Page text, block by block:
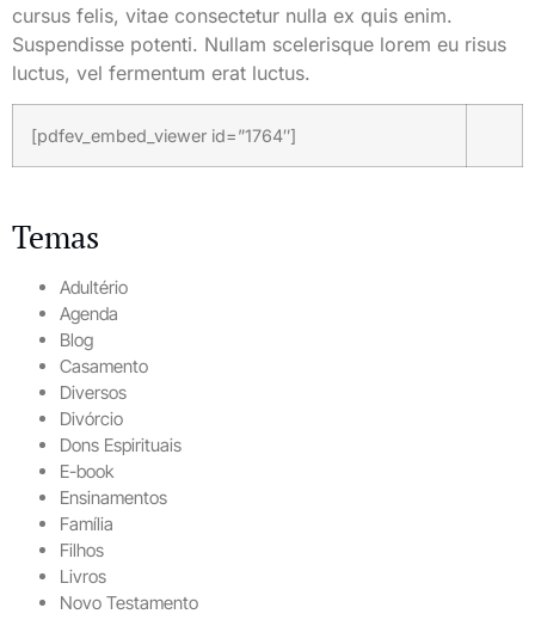
cursus felis, vitae consectetur nulla ex quis enim.
Suspendisse potenti. Nullam scelerisque lorem eu risus
luctus, vel fermentum erat luctus.​
[pdfev_embed_viewer id=”1764″]
Temas
Adultério
Agenda
Blog
Casamento
Diversos
Divórcio
Dons Espirituais
E-book
Ensinamentos
Família
Filhos
Livros
Novo Testamento